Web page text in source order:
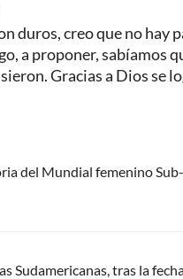
duros, creo que no hay
a proponer, sabíamos
Gracias a Dios se
del Mundial femenino
Sudamericanas, tras la